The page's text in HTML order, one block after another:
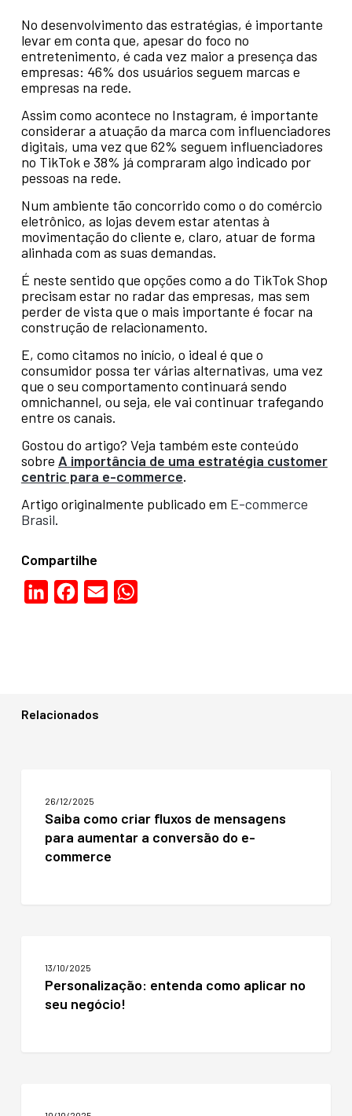
No desenvolvimento das estratégias, é importante
levar em conta que, apesar do foco no
entretenimento, é cada vez maior a presença das
empresas: 46% dos usuários seguem marcas e
empresas na rede.
Assim como acontece no Instagram, é importante
considerar a atuação da marca com influenciadores
digitais, uma vez que 62% seguem influenciadores
no TikTok e 38% já compraram algo indicado por
pessoas na rede.
Num ambiente tão concorrido como o do comércio
eletrônico, as lojas devem estar atentas à
movimentação do cliente e, claro, atuar de forma
alinhada com as suas demandas.
É neste sentido que opções como a do TikTok Shop
precisam estar no radar das empresas, mas sem
perder de vista que o mais importante é focar na
construção de relacionamento.
E, como citamos no início, o ideal é que o
consumidor possa ter várias alternativas, uma vez
que o seu comportamento continuará sendo
omnichannel, ou seja, ele vai continuar trafegando
entre os canais.
Gostou do artigo? Veja também este conteúdo
sobre A importância de uma estratégia customer
centric para e-commerce.
Artigo originalmente publicado em E-commerce
Brasil.
Compartilhe
LinkedInFacebook
Email
Relacionados
criar
fluxos
mensagens
commerce
26/12/2025
Saiba como criar fluxos de mensagens
para aumentar a conversão do e-
commerce
como
aplicar
13/10/2025
Personalização: entenda como aplicar no
seu negócio!